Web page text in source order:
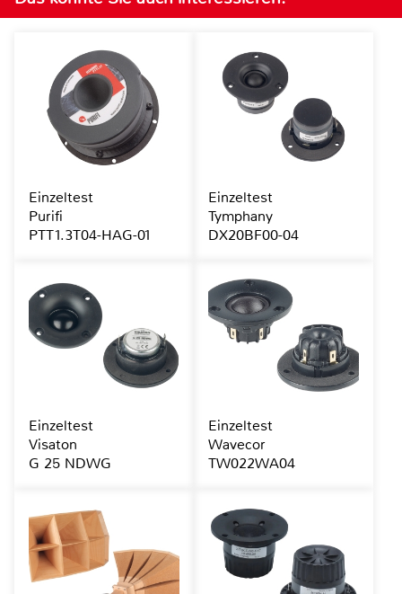
Einzeltest
Purifi
PTT1.3T04-HAG-01
Einzeltest
Tymphany
DX20BF00-04
Einzeltest
Visaton
G 25 NDWG
Einzeltest
Wavecor
TW022WA04